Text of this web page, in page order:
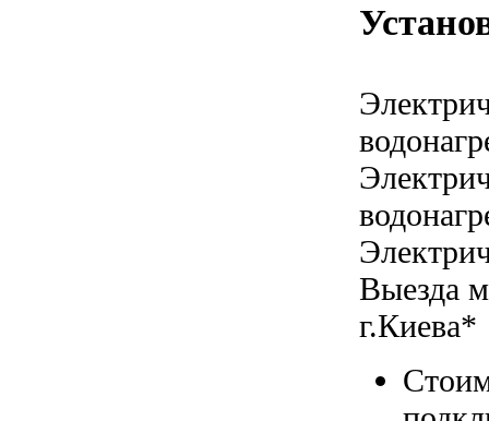
Выезда
г.Киева*